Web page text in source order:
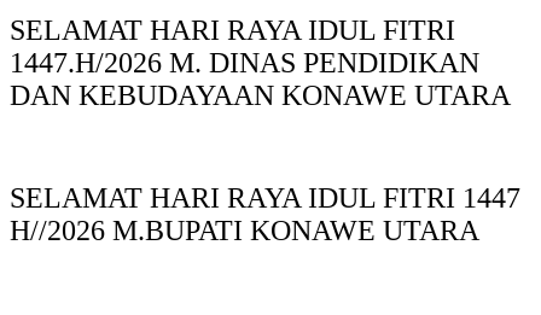
SELAMAT HARI RAYA IDUL FITRI
1447.H/2026 M. DINAS PENDIDIKAN
DAN KEBUDAYAAN KONAWE UTARA
SELAMAT HARI RAYA IDUL FITRI 1447
H//2026 M.BUPATI KONAWE UTARA